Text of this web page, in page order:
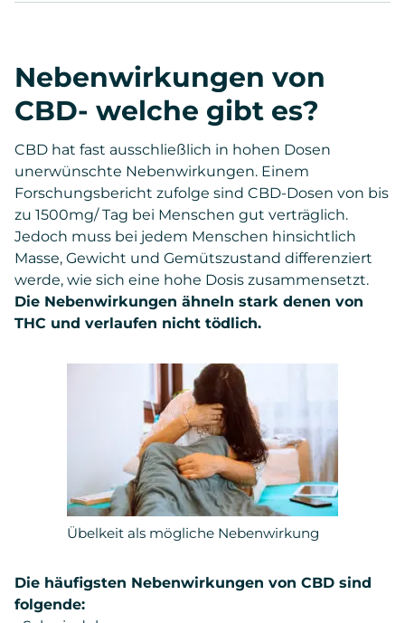
Nebenwirkungen von
CBD- welche gibt es?
CBD hat fast ausschließlich in hohen Dosen
unerwünschte Nebenwirkungen. Einem
Forschungsbericht zufolge sind CBD-Dosen von bis
zu 1500mg/ Tag bei Menschen gut verträglich.
Jedoch muss bei jedem Menschen hinsichtlich
Masse, Gewicht und Gemütszustand differenziert
werde, wie sich eine hohe Dosis zusammensetzt.
Die Nebenwirkungen ähneln stark denen von
THC und verlaufen nicht tödlich.
Übelkeit als mögliche Nebenwirkung
Die häufigsten Nebenwirkungen von CBD sind
folgende: